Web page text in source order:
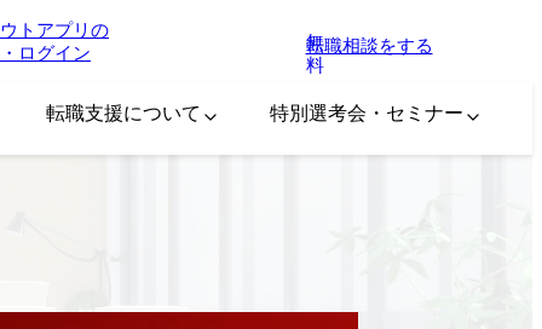
トアプリの
ログイン
無
料
転職相談をする
転職支援について 特別選考会・セミナー